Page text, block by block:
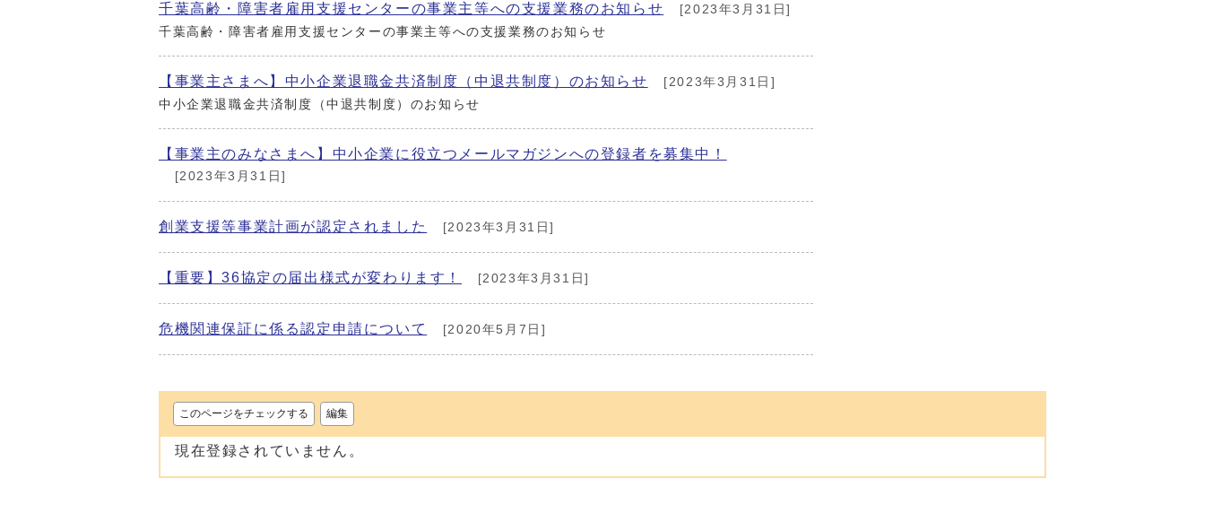
千葉高齢・障害者雇用支援センターの事業主等への支援業務のお知らせ
[2023年3月31日]
千葉高齢・障害者雇用支援センターの事業主等への支援業務のお知らせ
【事業主さまへ】中小企業退職金共済制度（中退共制度）のお知らせ
[2023年3月31日]
中小企業退職金共済制度（中退共制度）のお知らせ
【事業主のみなさまへ】中小企業に役立つメールマガジンへの登録者を募集中！
[2023年3月31日]
創業支援等事業計画が認定されました [2023年3月31日]
【重要】36協定の届出様式が変わります！ [2023年3月31日]
危機関連保証に係る認定申請について [2020年5月7日]
このページをチェックする 編集
現在登録されていません。